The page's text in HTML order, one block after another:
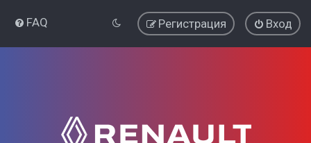
FAQ Вход
Регистрация